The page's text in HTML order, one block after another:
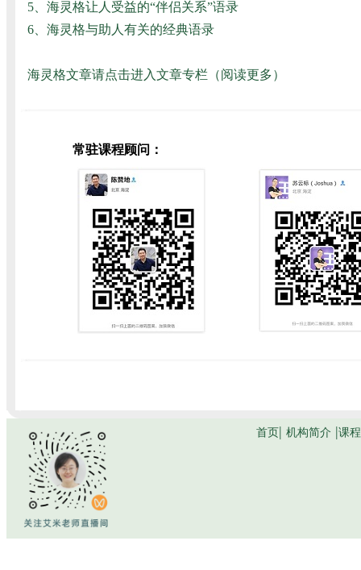
5、 海灵格让人受益的“伴侣关系”语录
6、 海灵格与助人有关的经典语录
海灵格文章请点击进入文章专栏（阅读更多）
常驻课程顾问：